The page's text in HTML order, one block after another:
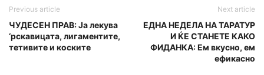
Previous article
ЧУДЕСЕН ПРАВ: Ја лекува
‘рскавицата, лигаментите,
тетивите и коските
Next article
ЕДНА НЕДЕЛА НА ТАРАТУР
И ЌЕ СТАНЕТЕ КАКО
ФИДАНКА: Ем вкусно, ем
ефикасно